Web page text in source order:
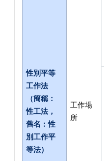
性別平等
工作法
（簡稱：
性工法，
舊名：性
別工作平
等法）
工作場
所